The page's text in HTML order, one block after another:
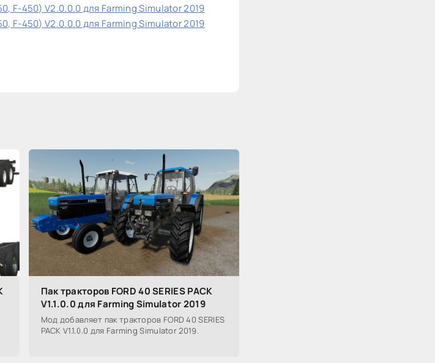
F-450) V2.0.0.0 для Farming Simulator 2019
F-450) V2.0.0.0 для Farming Simulator 2019
Пак тракторов FORD 40 SERIES PACK
V1.1.0.0 для Farming Simulator 2019
Мод добавляет пак тракторов FORD 40 SERIES
PACK V1.1.0.0 для Farming Simulator 2019.